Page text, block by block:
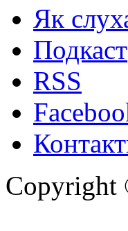
Як
Подкаст
RSS
Copyright